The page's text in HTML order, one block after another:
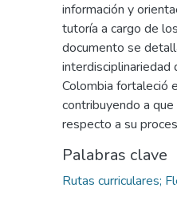
información y
tutoría a cargo de
documento se
Colombia fortaleció
contribuyendo a
respecto a su
Palabras clave
Rutas curriculares;